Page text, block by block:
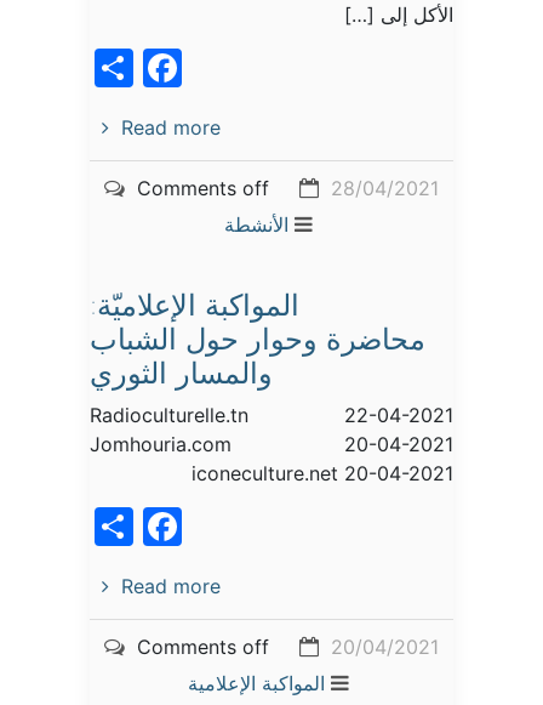
الأكل إلى […]
Read more
28/04/2021
Comments off
الأنشطة
المواكبة الإعلاميّة:
محاضرة وحوار حول الشباب
والمسار الثوري
Radioculturelle.tn 22-04-2021
Jomhouria.com 20-04-2021
iconeculture.net 20-04-2021
Read more
20/04/2021
Comments off
المواكبة الإعلامية